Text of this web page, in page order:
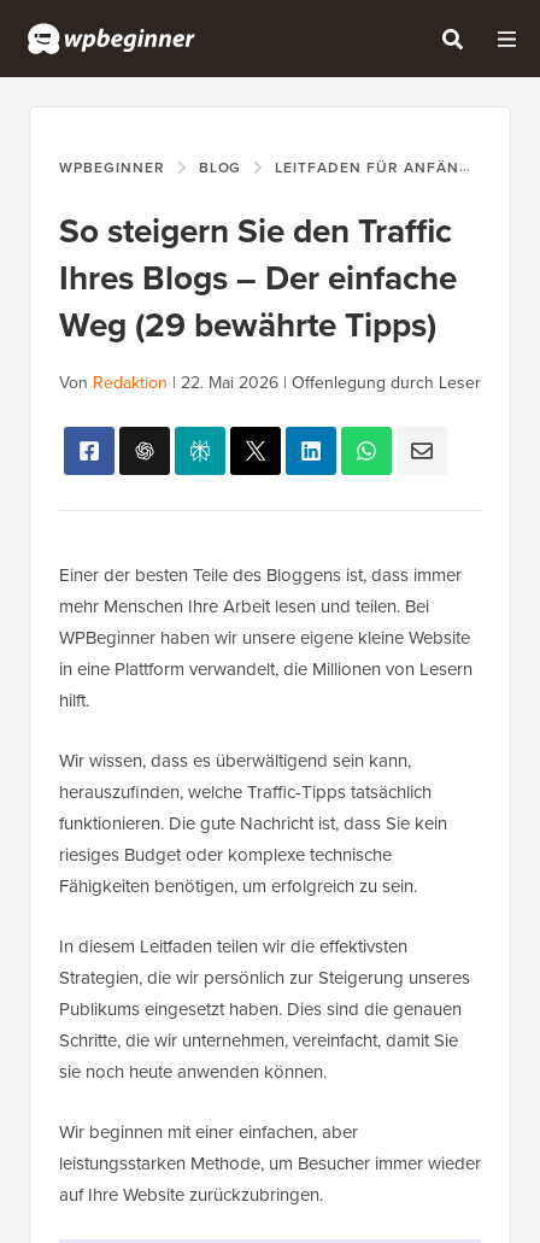
WPBEGINNER BLOG LEITFADEN FÜR ANFÄNGER
So steigern Sie den Traffic
Ihres Blogs – Der einfache
Weg (29 bewährte Tipps)
Von Redaktion | 22. Mai 2026 | Offenlegung durch Leser
Einer der besten Teile des Bloggens ist, dass immer
mehr Menschen Ihre Arbeit lesen und teilen. Bei
WPBeginner haben wir unsere eigene kleine Website
in eine Plattform verwandelt, die Millionen von Lesern
hilft.
Wir wissen, dass es überwältigend sein kann,
herauszufinden, welche Traffic-Tipps tatsächlich
funktionieren. Die gute Nachricht ist, dass Sie kein
riesiges Budget oder komplexe technische
Fähigkeiten benötigen, um erfolgreich zu sein.
In diesem Leitfaden teilen wir die effektivsten
Strategien, die wir persönlich zur Steigerung unseres
Publikums eingesetzt haben. Dies sind die genauen
Schritte, die wir unternehmen, vereinfacht, damit Sie
sie noch heute anwenden können.
Wir beginnen mit einer einfachen, aber
leistungsstarken Methode, um Besucher immer wieder
auf Ihre Website zurückzubringen.